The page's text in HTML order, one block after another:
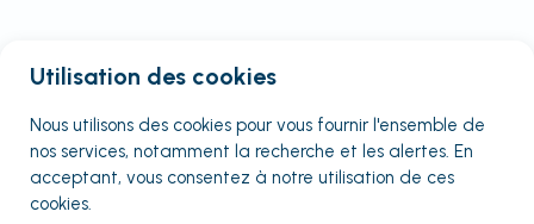
Utilisation des cookies
Nous utilisons des cookies pour vous fournir l'ensemble de
nos services, notamment la recherche et les alertes. En
acceptant, vous consentez à notre utilisation de ces
cookies.